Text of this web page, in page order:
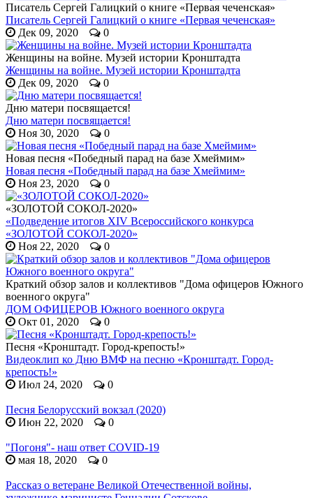
Писатель Сергей Галицкий о книге «Первая чеченская»
Писатель Сергей Галицкий о книге «Первая чеченская»
Дек 09, 2020
0
Женщины на войне. Музей истории Кронштадта
Женщины на войне. Музей истории Кронштадта
Дек 09, 2020
0
Дню матери посвящается!
Дню матери посвящается!
Ноя 30, 2020
0
Новая песня «Победный парад на базе Хмеймим»
Новая песня «Победный парад на базе Хмеймим»
Ноя 23, 2020
0
«ЗОЛОТОЙ СОКОЛ-2020»
«Подведение итогов XIV Всероссийского конкурса
«ЗОЛОТОЙ СОКОЛ-2020»
Ноя 22, 2020
0
Краткий обзор залов и коллективов "Дома офицеров Южного
военного округа"
ДОМ ОФИЦЕРОВ Южного военного округа
Окт 01, 2020
0
Песня «Кронштадт. Город-крепость!»
Видеоклип ко Дню ВМФ на песню «Кронштадт. Город-
крепость!»
Июл 24, 2020
0
Песня Белорусский вокзал (2020)
Июн 22, 2020
0
"Погоня"- наш ответ COVID-19
мая 18, 2020
0
Рассказ о ветеране Великой Отечественной войны,